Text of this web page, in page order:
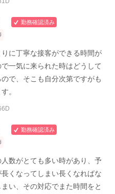
勤務確認済み
に丁寧な接客ができる時間が
一気に来られた時はどうして
で、そこも自分次第ですがも
。
勤務確認済み
数がとても多い時があり、予
くなってしまい長くなればな
い、その対応でまた時間をと